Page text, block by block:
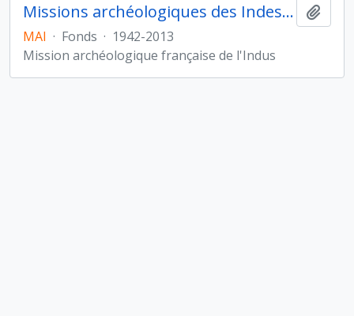
Missions archéologiques des Indes et de l'Indus
MAI · Fonds · 1942-2013
Mission archéologique française de l'Indus